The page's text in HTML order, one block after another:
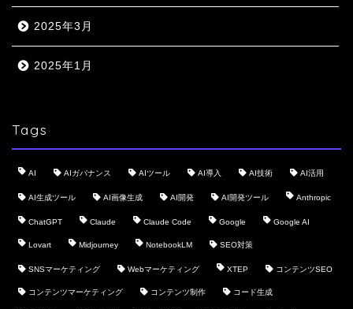
2025年3月
2025年1月
Tags
AI AIガバナンス AIツール AI導入 AI技術 AI活用
AI生成ツール AI画像生成 AI開発 AI開発ツール Anthropic
ChatGPT Claude Claude Code Google Google AI
Lovart Midjourney NotebookLM SEO対策
SNSマーケティング Webマーケティング XTEP コンテンツSEO
コンテンツマーケティング コンテンツ制作 コード生成